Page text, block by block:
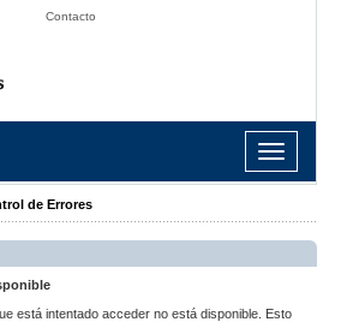
Contacto
Toggle
navigation
de Errores
está intentado acceder no está disponible. Esto